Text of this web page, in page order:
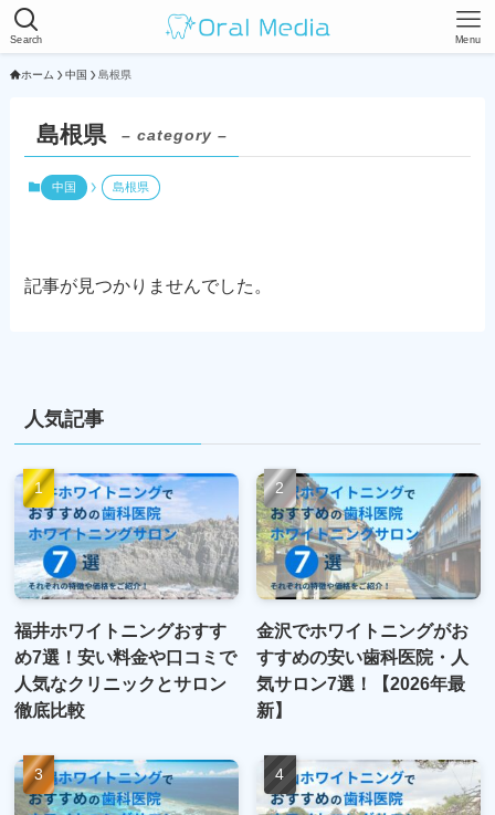
Search Menu
ホーム 中国 島根県
島根県 – category –
中国 島根県
記事が見つかりませんでした。
人気記事
福井ホワイトニングおすす
め7選！安い料金や口コミで
人気なクリニックとサロン
徹底比較
金沢でホワイトニングがお
すすめの安い歯科医院・人
気サロン7選！【2026年最
新】